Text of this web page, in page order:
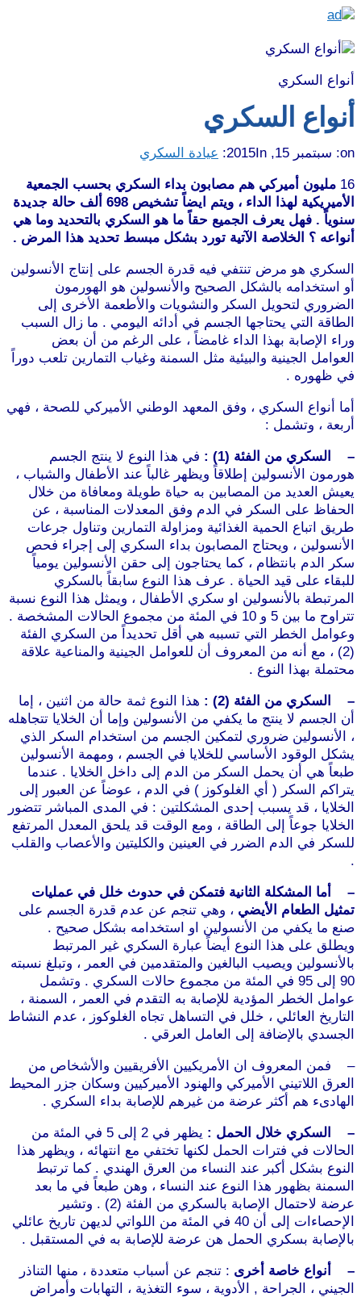
أنواع السكري
أنواع السكري
on: سبتمبر 15, 2015 In: عيادة السكري
16 مليون أميركي هم مصابون بداء السكري بحسب الجمعية
الأميريكية لهذا الداء ، ويتم ايضاً تشخيص 698 ألف حالة جديدة
سنوياً . فهل يعرف الجميع حقاً ما هو السكري بالتحديد وما هي
أنواعه ؟ الخلاصة الآتية تورد بشكل مبسط تحديد هذا المرض .
السكري هو مرض تنتفي فيه قدرة الجسم على إنتاج الأنسولين
أو استخدامه بالشكل الصحيح والأنسولين هو الهورمون
الضروري لتحويل السكر والنشويات والأطعمة الأخرى إلى
الطاقة التي يحتاجها الجسم في أدائه اليومي . ما زال السبب
وراء الإصابة بهذا الداء غامضاً ، على الرغم من أن بعض
العوامل الجينية والبيئية مثل السمنة وغياب التمارين تلعب دوراً
في ظهوره .
أما أنواع السكري ، وفق المعهد الوطني الأميركي للصحة ، فهي
أربعة ، وتشمل :
– السكري من الفئة (1) :
في هذا النوع لا ينتج الجسم
هورمون الأنسولين إطلاقاً ويظهر غالباً عند الأطفال والشباب ،
يعيش العديد من المصابين به حياة طويلة ومعافاة من خلال
الحفاظ على السكر في الدم وفق المعدلات المناسبة ، عن
طريق اتباع الحمية الغذائية ومزاولة التمارين وتناول جرعات
الأنسولين ، ويحتاج المصابون بداء السكري إلى إجراء فحص
سكر الدم بانتظام ، كما يحتاجون إلى حقن الأنسولين يومياً
للبقاء على قيد الحياة . عرف هذا النوع سابقاً بالسكري
المرتبطة بالأنسولين او سكري الأطفال ، ويمثل هذا النوع نسبة
تتراوح ما بين 5 و 10 في المئة من مجموع الحالات المشخصة .
وعوامل الخطر التي تسببه هي أقل تحديداً من السكري الفئة
(2) ، مع أنه من المعروف أن للعوامل الجينية والمناعية علاقة
محتملة بهذا النوع .
– السكري من الفئة (2) :
هذا النوع ثمة حالة من اثنين ، إما
أن الجسم لا ينتج ما يكفي من الأنسولين وإما أن الخلايا تتجاهله
، الأنسولين ضروري لتمكين الجسم من استخدام السكر الذي
يشكل الوقود الأساسي للخلايا في الجسم ، ومهمة الأنسولين
طبعاً هي أن يحمل السكر من الدم إلى داخل الخلايا . عندما
يتراكم السكر ( أي الغلوكوز ) في الدم ، عوضاً عن العبور إلى
الخلايا ، قد يسبب إحدى المشكلتين : في المدى المباشر تتضور
الخلايا جوعاً إلى الطاقة ، ومع الوقت قد يلحق المعدل المرتفع
للسكر في الدم الضرر في العينين والكليتين والأعصاب والقلب
.
– أما المشكلة الثانية فتمكن في حدوث خلل في عمليات
تمثيل الطعام الأيضي ، وهي تنجم عن عدم قدرة الجسم على
صنع ما يكفي من الأنسولين او استخدامه بشكل صحيح .
ويطلق على هذا النوع أيضاً عبارة السكري غير المرتبط
بالأنسولين ويصيب البالغين والمتقدمين في العمر ، وتبلغ نسبته
90 إلى 95 في المئة من مجموع حالات السكري . وتشمل
عوامل الخطر المؤدية للإصابة به التقدم في العمر ، السمنة ،
التاريخ العائلي ، خلل في التساهل تجاه الغلوكوز ، عدم النشاط
الجسدي بالإضافة إلى العامل العرقي .
– فمن المعروف ان الأمريكيين الأفريقيين والأشخاص من
العرق اللاتيني الأميركي والهنود الأميركيين وسكان جزر المحيط
الهادىء هم أكثر عرضة من غيرهم للإصابة بداء السكري .
– السكري خلال الحمل :
يظهر في 2 إلى 5 في المئة من
الحالات في فترات الحمل لكنها تختفي مع انتهائه ، ويظهر هذا
النوع بشكل أكبر عند النساء من العرق الهندي . كما ترتبط
السمنة بظهور هذا النوع عند النساء ، وهن طبعاً في ما بعد
عرضة لاحتمال الإصابة بالسكري من الفئة (2) . وتشير
الإحصاءات إلى أن 40 في المئة من اللواتي لديهن تاريخ عائلي
بالإصابة بسكري الحمل هن عرضة للإصابة به في المستقبل .
– أنواع خاصة أخرى : تنجم عن أسباب متعددة ، منها التناذر
الجيني ، الجراحة , الأدوية ، سوء التغذية ، التهابات وأمراض